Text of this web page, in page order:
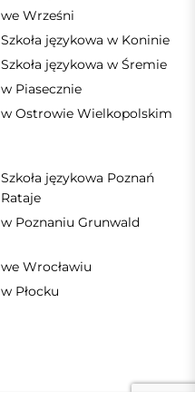
we Wrześni
Szkoła językowa w Koninie
Szkoła językowa w Śremie
w Piasecznie
w Ostrowie Wielkopolskim
Szkoła językowa Poznań
Rataje
w Poznaniu Grunwald
we Wrocławiu
w Płocku